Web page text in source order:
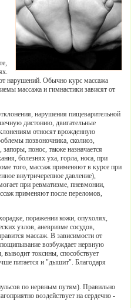
нарушений. Обычно курс массажа
массажа и гимнастики зависят от
нарушения пищеварительной
дистонию, двигательные
относят врожденную
позвоночника, сколиоз,
понос, также назначается
болезнях уха, горла, носа, при
того, массаж применяют в курсе при
внутричерепное давление),
при ревматизме, пневмонии,
применяют после переломов,
поражении кожи, опухолях,
узлов, аневризме сосудов,
массаж. В зависимости от
пощипывание возбуждает нервную
токсины, способствует
питается и "дышит". Благодаря
по нервным путям). Правильно
воздействует на сердечно -